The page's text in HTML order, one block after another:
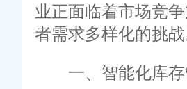
业正面临着市场竞
者需求多样化的挑
进的管理系统，其中
一、智能化库存